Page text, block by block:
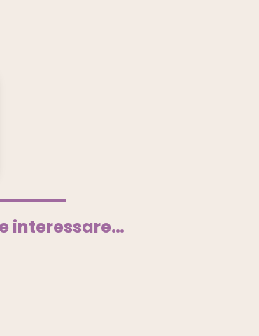
interessare…